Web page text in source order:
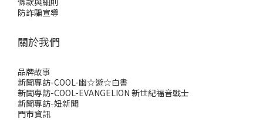
防詐騙宣導
關於我們
品牌故事
新聞專訪-COOL-幽☆遊☆白書
新聞專訪-COOL-EVANGELION 新世紀福音戰士
新聞專訪-妞新聞
門市資訊